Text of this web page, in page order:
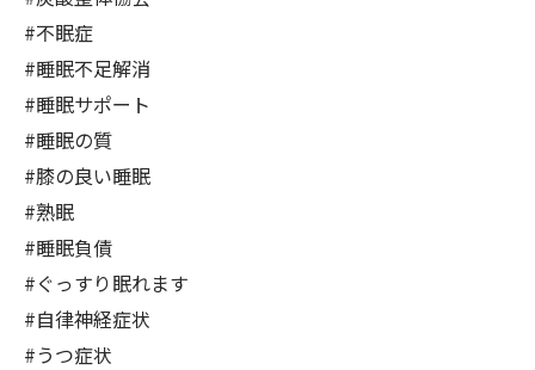
#不眠症
#睡眠不足解消
#睡眠サポート
#睡眠の質
#膝の良い睡眠
#熟眠
#睡眠負債
#ぐっすり眠れます
#自律神経症状
#うつ症状